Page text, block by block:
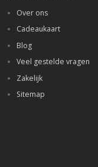
Over ons
Cadeaukaart
Blog
Veel gestelde vragen
Zakelijk
Sitemap